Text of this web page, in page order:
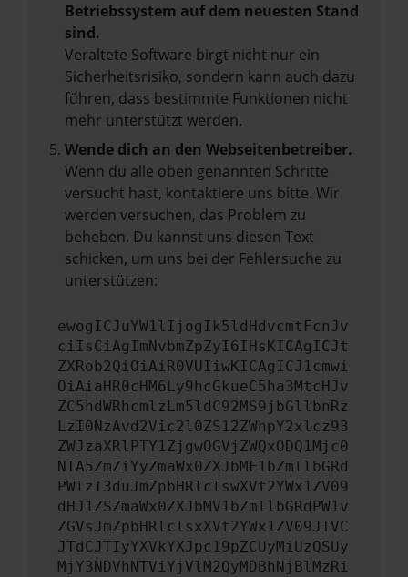
Betriebssystem auf dem neuesten Stand
sind.
Veraltete Software birgt nicht nur ein
Sicherheitsrisiko, sondern kann auch dazu
führen, dass bestimmte Funktionen nicht
mehr unterstützt werden.
Wende dich an den Webseitenbetreiber.
Wenn du alle oben genannten Schritte
versucht hast, kontaktiere uns bitte. Wir
werden versuchen, das Problem zu
beheben. Du kannst uns diesen Text
schicken, um uns bei der Fehlersuche zu
unterstützen:
ewogICJuYW1lIjogIk5ldHdvcmtFcnJv
ciIsCiAgImNvbmZpZyI6IHsKICAgICJt
ZXRob2QiOiAiR0VUIiwKICAgICJ1cmwi
OiAiaHR0cHM6Ly9hcGkueC5ha3MtcHJv
ZC5hdWRhcmlzLm5ldC92MS9jbGllbnRz
LzI0NzAvd2Vic2l0ZS12ZWhpY2xlcz93
ZWJzaXRlPTY1ZjgwOGVjZWQxODQ1Mjc0
NTA5ZmZiYyZmaWx0ZXJbMF1bZmllbGRd
PWlzT3duJmZpbHRlclswXVt2YWx1ZV09
dHJ1ZSZmaWx0ZXJbMV1bZmllbGRdPW1v
ZGVsJmZpbHRlclsxXVt2YWx1ZV09JTVC
JTdCJTIyYXVkYXJpc19pZCUyMiUzQSUy
MjY3NDVhNTViYjVlM2QyMDBhNjBlMzRi